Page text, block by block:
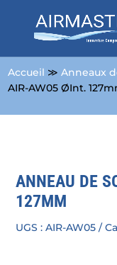
Accueil ≫Anneaux
AIR-AW05 ØInt.
ANNEAU DE
127MM
UGS :AIR-AW05